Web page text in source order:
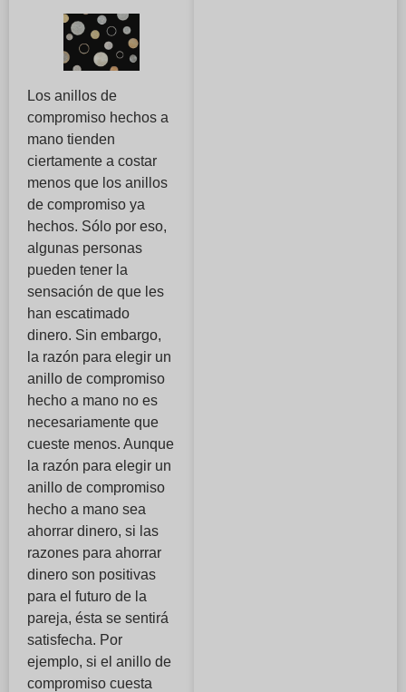
Los anillos de
compromiso hechos a
mano tienden
ciertamente a costar
menos que los anillos
de compromiso ya
hechos. Sólo por eso,
algunas personas
pueden tener la
sensación de que les
han escatimado
dinero. Sin embargo,
la razón para elegir un
anillo de compromiso
hecho a mano no es
necesariamente que
cueste menos. Aunque
la razón para elegir un
anillo de compromiso
hecho a mano sea
ahorrar dinero, si las
razones para ahorrar
dinero son positivas
para el futuro de la
pareja, ésta se sentirá
satisfecha. Por
ejemplo, si el anillo de
compromiso cuesta